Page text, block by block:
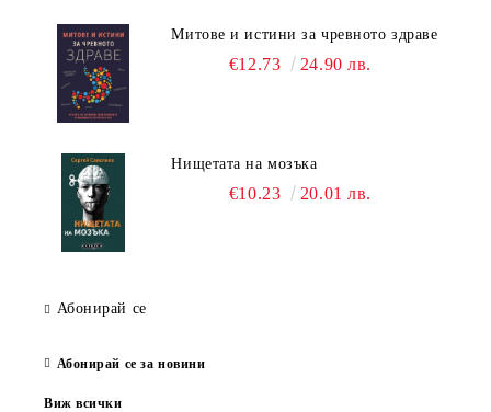
Митове и истини за чревното здраве
€12.73 24.90 лв.
Нищетата на мозъка
€10.23 20.01 лв.
Абонирай се
Абонирай се за новини
Виж всички